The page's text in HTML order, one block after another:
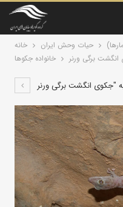
خانه حیات وحش ایران
خانواده جکوها
برگی ورنر